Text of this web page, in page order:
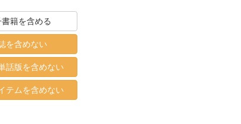
書籍を含める
を含めない
話版を含めない
テムを含めない